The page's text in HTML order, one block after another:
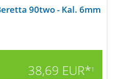
90two - Kal. 6mm
38,69 EUR*1